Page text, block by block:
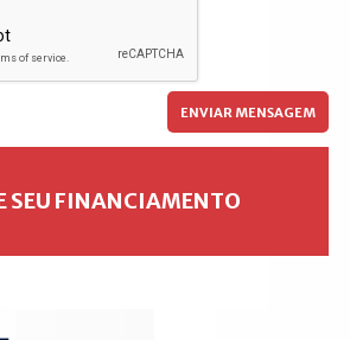
SEU FINANCIAMENTO